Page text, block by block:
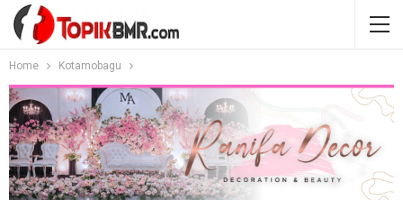
Home Kotamobagu